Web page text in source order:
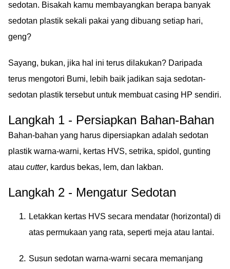
sedotan. Bisakah kamu membayangkan berapa banyak
sedotan plastik sekali pakai yang dibuang setiap hari,
geng?
Sayang, bukan, jika hal ini terus dilakukan? Daripada
terus mengotori Bumi, lebih baik jadikan saja sedotan-
sedotan plastik tersebut untuk membuat casing HP sendiri.
Langkah 1 - Persiapkan Bahan-Bahan
Bahan-bahan yang harus dipersiapkan adalah sedotan
plastik warna-warni, kertas HVS, setrika, spidol, gunting
atau cutter, kardus bekas, lem, dan lakban.
Langkah 2 - Mengatur Sedotan
Letakkan kertas HVS secara mendatar (horizontal) di
atas permukaan yang rata, seperti meja atau lantai.
Susun sedotan warna-warni secara memanjang